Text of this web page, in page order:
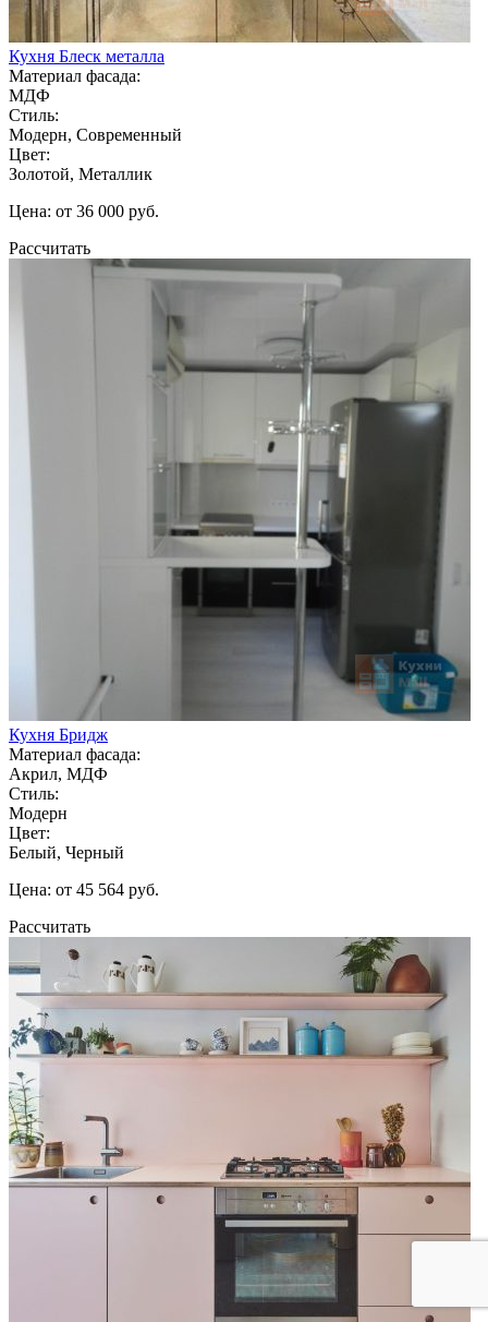
Кухня Блеск металла
Материал фасада:
МДФ
Стиль:
Модерн, Современный
Цвет:
Золотой, Металлик
Цена: от 36 000 руб.
Рассчитать
Кухня Бридж
Материал фасада:
Акрил, МДФ
Стиль:
Модерн
Цвет:
Белый, Черный
Цена: от 45 564 руб.
Рассчитать